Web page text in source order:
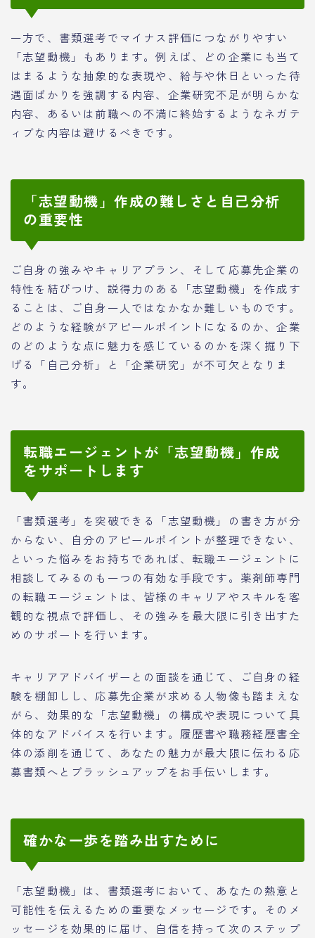
一方で、書類選考でマイナス評価につながりやすい
「志望動機」もあります。例えば、どの企業にも当て
はまるような抽象的な表現や、給与や休日といった待
遇面ばかりを強調する内容、企業研究不足が明らかな
内容、あるいは前職への不満に終始するようなネガテ
ィブな内容は避けるべきです。
「志望動機」作成の難しさと自己分析
の重要性
ご自身の強みやキャリアプラン、そして応募先企業の
特性を結びつけ、説得力のある「志望動機」を作成す
ることは、ご自身一人ではなかなか難しいものです。
どのような経験がアピールポイントになるのか、企業
のどのような点に魅力を感じているのかを深く掘り下
げる「自己分析」と「企業研究」が不可欠となりま
す。
転職エージェントが「志望動機」作成
をサポートします
「書類選考」を突破できる「志望動機」の書き方が分
からない、自分のアピールポイントが整理できない、
といった悩みをお持ちであれば、転職エージェントに
相談してみるのも一つの有効な手段です。薬剤師専門
の転職エージェントは、皆様のキャリアやスキルを客
観的な視点で評価し、その強みを最大限に引き出すた
めのサポートを行います。
キャリアアドバイザーとの面談を通じて、ご自身の経
験を棚卸しし、応募先企業が求める人物像も踏まえな
がら、効果的な「志望動機」の構成や表現について具
体的なアドバイスを行います。履歴書や職務経歴書全
体の添削を通じて、あなたの魅力が最大限に伝わる応
募書類へとブラッシュアップをお手伝いします。
確かな一歩を踏み出すために
「志望動機」は、書類選考において、あなたの熱意と
可能性を伝えるための重要なメッセージです。そのメ
ッセージを効果的に届け、自信を持って次のステップ